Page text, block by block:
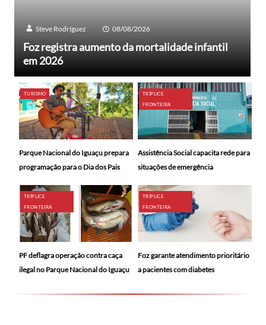
Steve Rodríguez 08/08/2026
Foz registra aumento da mortalidade infantil
em 2026
TURISMO
Parque Nacional do Iguaçu prepara
programação para o Dia dos Pais
TRÍPLICE
FRONTEIRA
Assistência Social capacita rede para
situações de emergência
TRÍPLICE
FRONTEIRA
PF deflagra operação contra caça
ilegal no Parque Nacional do Iguaçu
TRÍPLICE
FRONTEIRA
Foz garante atendimento prioritário
a pacientes com diabetes